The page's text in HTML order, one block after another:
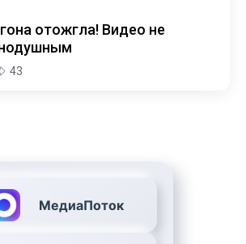
отожгла! Видео не
43
МедиаПоток